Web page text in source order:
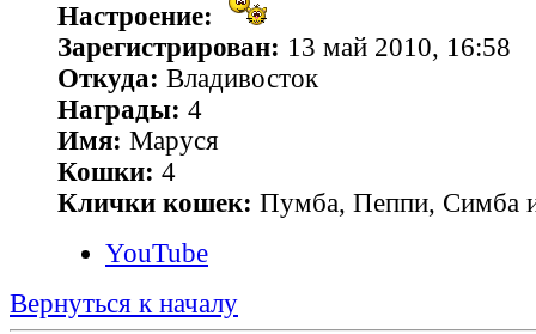
Настроение:
Зарегистрирован: 13 май 2010, 16:58
Откуда: Владивосток
Награды: 4
Имя: Маруся
Кошки: 4
Клички кошек: Пумба, Пеппи, Симба
YouTube
Вернуться к началу